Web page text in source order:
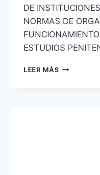
DE
NORMAS DE
ESTUDIOS
LEER MÁS AYUDANTES